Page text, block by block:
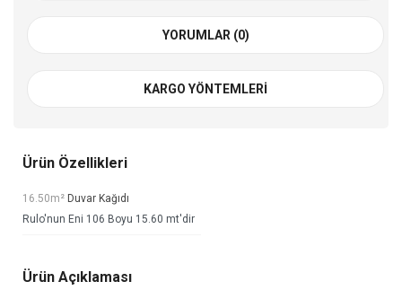
YORUMLAR (0)
KARGO YÖNTEMLERI
Ürün Özellikleri
16.50m² Duvar Kağıdı
Rulo'nun Eni 106 Boyu 15.60 mt'dir
Ürün Açıklaması